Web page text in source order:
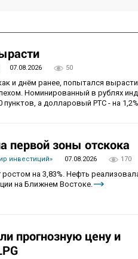
07.08.2026 50
и днём ранее, попытался
Номинированный в рублях
пунктов, а долларовый РТС - на
первой зоны отскока
инвестиций» 07.08.2026 170
на 3,83%. Нефть
на Ближнем Востоке.
прогнозную цену и